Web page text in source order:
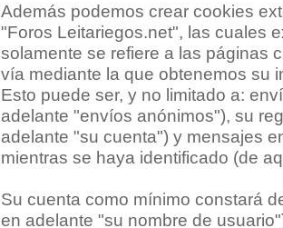
Además podemos crear cookies
"Foros Leitariegos.net", las cuales
solamente se refiere a las páginas
vía mediante la que obtenemos su
Esto puede ser, y no limitado a:
adelante "envíos anónimos"), su
adelante "su cuenta") y mensajes
mientras se haya identificado (de
Su cuenta como mínimo constará
en adelante "su nombre de